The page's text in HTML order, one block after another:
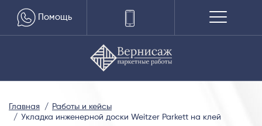
Помощь
Главная
Работы и кейсы
Укладка инженерной доски Weitzer Parkett на клей